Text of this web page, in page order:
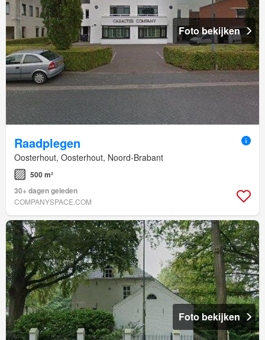
Foto bekijken
Raadplegen
Oosterhout, Oosterhout, Noord-Brabant
500 m²
30+ dagen geleden
COMPANYSPACE.COM
Foto bekijken